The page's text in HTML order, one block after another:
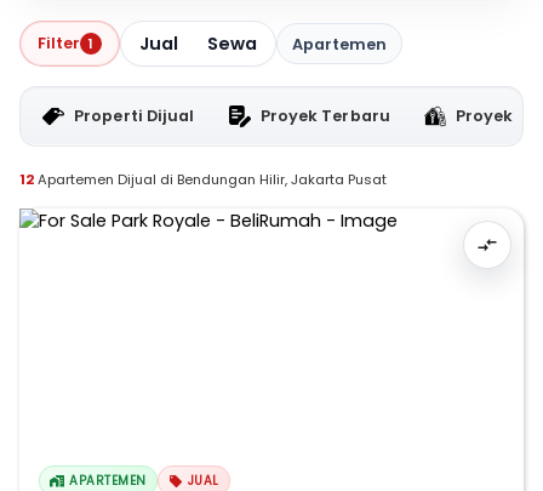
Filter 1 Jual Sewa Apartemen
Properti Dijual Proyek Terbaru Proyek
12Apartemen Dijual di Bendungan Hilir, Jakarta Pusat
APARTEMEN JUAL